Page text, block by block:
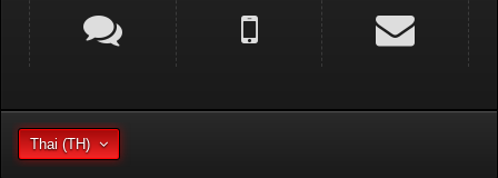
Thai (TH)